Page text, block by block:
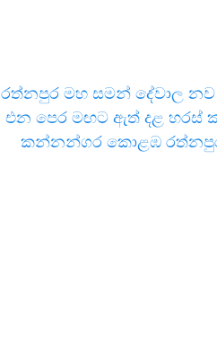
රත්නපුර මහ සමන් දේවාල
එන පෙර මඟට ඇත් දළ හරස්
කන්නන්ගර කොළඹ රත්නපුර